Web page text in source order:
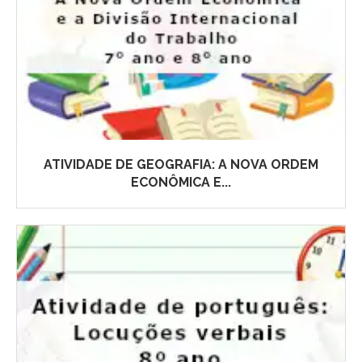
ATIVIDADE DE GEOGRAFIA: A NOVA ORDEM
ECONÔMICA E...